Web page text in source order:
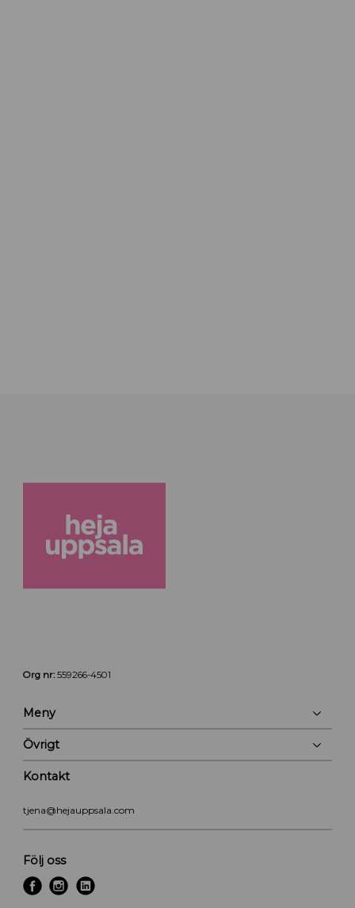
Org nr:559266-4501
Meny
Övrigt
Kontakt
tjena@hejauppsala.com
Följ oss
f
i
l